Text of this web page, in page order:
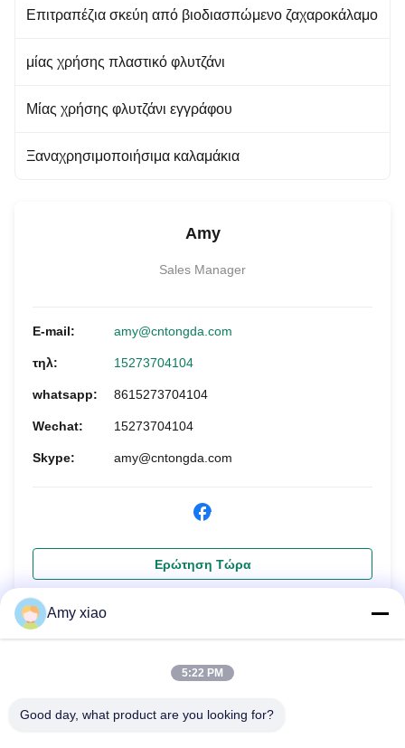
Επιτραπέζια σκεύη από βιοδιασπώμενο ζαχαροκάλαμο
μίας χρήσης πλαστικό φλυτζάνι
Μίας χρήσης φλυτζάνι εγγράφου
Ξαναχρησιμοποιήσιμα καλαμάκια
Amy
Sales Manager
E-mail: amy@cntongda.com
τηλ: 15273704104
whatsapp: 8615273704104
Wechat: 15273704104
Skype: amy@cntongda.com
Ερώτηση Τώρα
Amy xiao
5:22 PM
Good day, what product are you looking for?